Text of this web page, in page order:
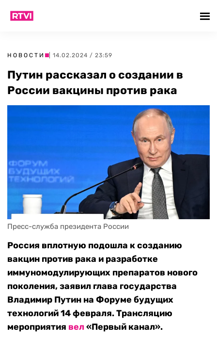
НОВОСТИ | 14.02.2024 / 23:59
Путин рассказал о создании в
России вакцины против рака
Пресс-служба президента России
Россия вплотную подошла к созданию
вакцин против рака и разработке
иммуномодулирующих препаратов нового
поколения, заявил глава государства
Владимир Путин на Форуме будущих
технологий 14 февраля. Трансляцию
мероприятия вел«Первый канал».